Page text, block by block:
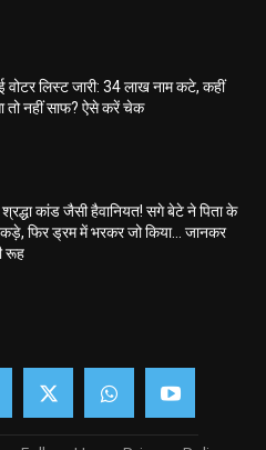
वोटर लिस्ट जारी: 34 लाख नाम कटे, कहीं
तो नहीं साफ? ऐसे करें चेक
कांड जैसी हैवानियत! सगे बेटे ने पिता के
फिर ड्रम में भरकर जो किया… जानकर
रूह